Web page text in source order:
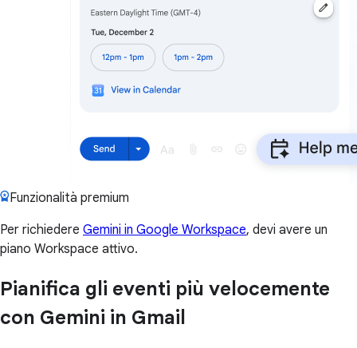
Funzionalità premium
Per richiedere Gemini in Google Workspace, devi avere un
piano Workspace attivo.
Pianifica gli eventi più velocemente
con Gemini in Gmail